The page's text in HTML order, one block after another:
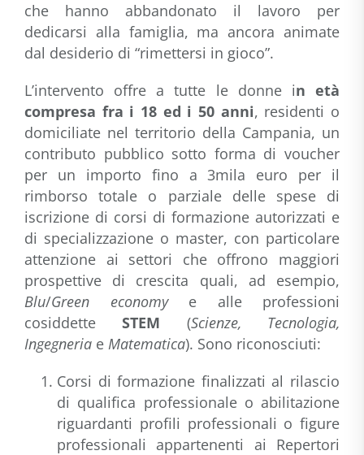
che hanno abbandonato il lavoro per
dedicarsi alla famiglia, ma ancora animate
dal desiderio di “rimettersi in gioco”.
L’intervento offre a tutte le donne in età
compresa fra i 18 ed i 50 anni, residenti o
domiciliate nel territorio della Campania, un
contributo pubblico sotto forma di voucher
per un importo fino a 3mila euro per il
rimborso totale o parziale delle spese di
iscrizione di corsi di formazione autorizzati e
di specializzazione o master, con particolare
attenzione ai settori che offrono maggiori
prospettive di crescita quali, ad esempio,
Blu/Green economye alle professioni
cosiddetteSTEM (Scienze, Tecnologia,
Ingegneria e Matematica). Sono riconosciuti:
Corsi di formazione finalizzati al rilascio
di qualifica professionale o abilitazione
riguardanti profili professionali o figure
professionali appartenenti ai Repertori